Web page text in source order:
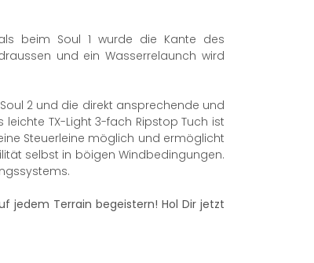
beim Soul 1 wurde die Kante des
und ein Wasserrelaunch wird
2 und die direkt ansprechende und
TX-Light 3-fach Ripstop Tuch ist
Steuerleine möglich und ermöglicht
selbst in böigen Windbedingungen.
jedem Terrain begeistern! Hol Dir jetzt